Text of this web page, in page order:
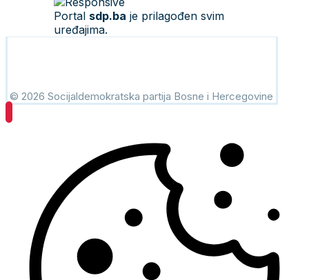
Portal sdp.ba je prilagođen svim
uređajima.
© 2026 Socijaldemokratska partija Bosne i Hercegovine